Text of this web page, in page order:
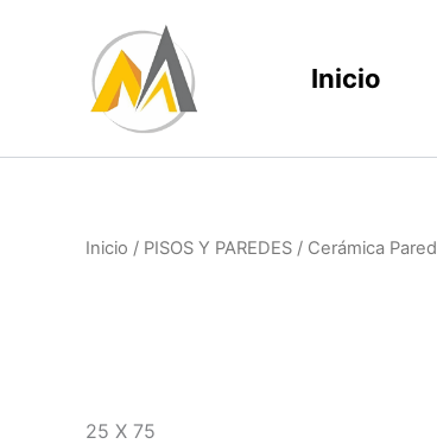
Inicio
Inicio / PISOS Y PAREDES / Cerámica Pared
25 X 75